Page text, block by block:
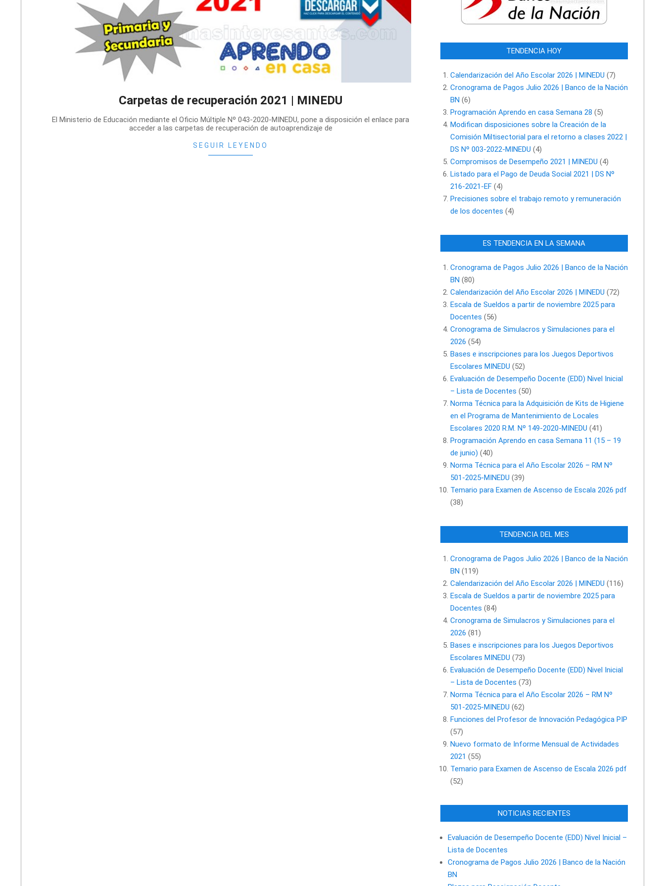
Carpetas de recuperación 2021 | MINEDU
El Ministerio de Educación mediante el Oficio Múltiple Nº 043-2020-MINEDU, pone a disposición el enlace para
acceder a las carpetas de recuperación de autoaprendizaje de
SEGUIR LEYENDO
TENDENCIA HOY
Calendarización del Año Escolar 2026 | MINEDU (7)
Cronograma de Pagos Julio 2026 | Banco de la Nación
BN (6)
Programación Aprendo en casa Semana 28 (5)
Modifican disposiciones sobre la Creación de la
Comisión Miltisectorial para el retorno a clases 2022 |
DS Nº 003-2022-MINEDU (4)
Compromisos de Desempeño 2021 | MINEDU (4)
Listado para el Pago de Deuda Social 2021 | DS Nº
216-2021-EF(4)
Precisiones sobre el trabajo remoto y remuneración
de los docentes (4)
ES TENDENCIA EN LA SEMANA
Cronograma de Pagos Julio 2026 | Banco de la Nación
BN (80)
Calendarización del Año Escolar 2026 | MINEDU (72)
Escala de Sueldos a partir de noviembre 2025 para
Docentes (56)
Cronograma de Simulacros y Simulaciones para el
2026 (54)
Bases e inscripciones para los Juegos Deportivos
Escolares MINEDU (52)
Evaluación de Desempeño Docente (EDD) Nivel Inicial
– Lista de Docentes (50)
Norma Técnica para la Adquisición de Kits de Higiene
en el Programa de Mantenimiento de Locales
Escolares 2020 R.M. Nº 149-2020-MINEDU (41)
Programación Aprendo en casa Semana 11 (15 – 19
de junio) (40)
Norma Técnica para el Año Escolar 2026 – RM Nº
501-2025-MINEDU (39)
Temario para Examen de Ascenso de Escala 2026 pdf
(38)
TENDENCIA DEL MES
Cronograma de Pagos Julio 2026 | Banco de la Nación
BN (119)
Calendarización del Año Escolar 2026 | MINEDU (116)
Escala de Sueldos a partir de noviembre 2025 para
Docentes (84)
Cronograma de Simulacros y Simulaciones para el
2026 (81)
Bases e inscripciones para los Juegos Deportivos
Escolares MINEDU (73)
Evaluación de Desempeño Docente (EDD) Nivel Inicial
– Lista de Docentes (73)
Norma Técnica para el Año Escolar 2026 – RM Nº
501-2025-MINEDU (62)
Funciones del Profesor de Innovación Pedagógica PIP
(57)
Nuevo formato de Informe Mensual de Actividades
2021 (55)
Temario para Examen de Ascenso de Escala 2026 pdf
(52)
NOTICIAS RECIENTES
Evaluación de Desempeño Docente (EDD) Nivel Inicial –
Lista de Docentes
Cronograma de Pagos Julio 2026 | Banco de la Nación
BN